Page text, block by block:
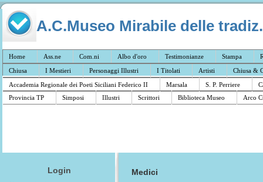
A.C.Museo Mirabile delle
Home Ass.ne Com.ni Albo d'oro Testimonianze Stampa
Chiusa
I Mestieri Personaggi Illustri I Titolati Artisti
Chiusa &
Accademia Regionale dei Poeti Siciliani Federico II
Marsala S. P. Perriere
Provincia TP
Simposi Illustri Scrittori Biblioteca Museo Arco
Login Medici